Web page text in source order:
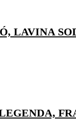
LAVINA